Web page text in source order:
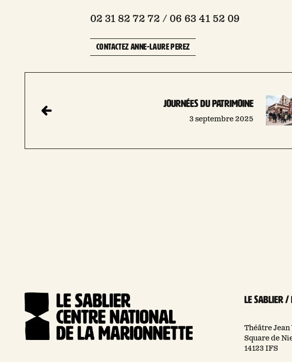
02 31 82 72 72 / 06 63 41 52 09
CONTACTEZ ANNE-LAURE PEREZ
Journées du patrimoine
3 septembre 2025
Le Sablier /
Théâtre
Square de
14123 IFS